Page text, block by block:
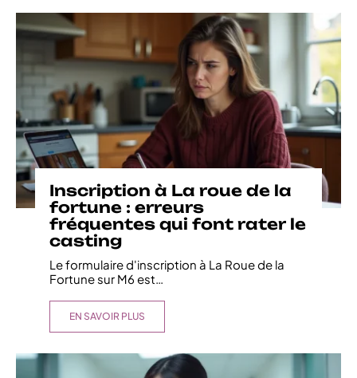
Inscription à La roue de la
fortune : erreurs
fréquentes qui font rater le
casting
Le formulaire d'inscription à La Roue de la
Fortune sur M6 est…
EN SAVOIR PLUS